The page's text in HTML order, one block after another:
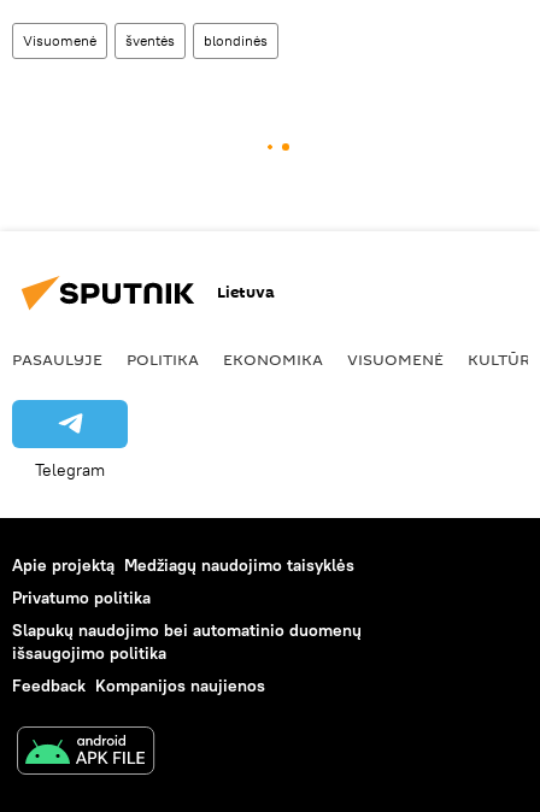
Visuomenė šventės blondinės
Lietuva
PASAULYJE POLITIKA EKONOMIKA VISUOMENĖ KULTŪRA
Telegram
Apie projektą Medžiagų naudojimo taisyklės
Privatumo politika
Slapukų naudojimo bei automatinio duomenų
išsaugojimo politika
Feedback Kompanijos naujienos